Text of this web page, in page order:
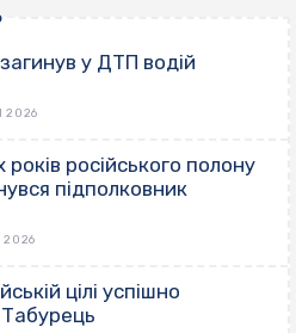
у ДТП водій
2026
російського полону
підполковник
2026
цілі успішно